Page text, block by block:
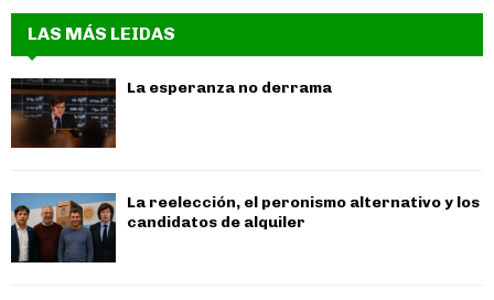
LAS MÁS LEIDAS
La esperanza no derrama
La reelección, el peronismo alternativo y los
candidatos de alquiler